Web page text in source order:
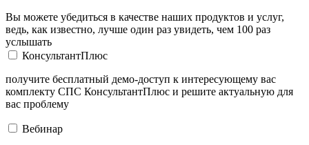
Вы можете убедиться в качестве наших продуктов и услуг,
ведь, как известно, лучше один раз увидеть, чем 100 раз
услышать
КонсультантПлюс
получите бесплатный демо-доступ к интересующему вас
комплекту СПС КонсультантПлюс и решите актуальную для
вас проблему
Вебинар